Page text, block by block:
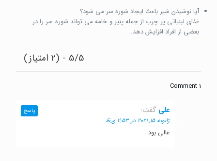
آیا نوشیدن شیر باعث ایجاد شوره سر می شود؟
غذای لبنیاتی پر چرب از جمله پنیر و خامه می تواند شوره سر را در
بعضی از افراد افزایش دهد.
5/5 - (2 امتیاز)
1 Comment
علی گفت:
ژانویه 15, 2021 در 2:53 ق.ظ
عالی بود
پاسخ